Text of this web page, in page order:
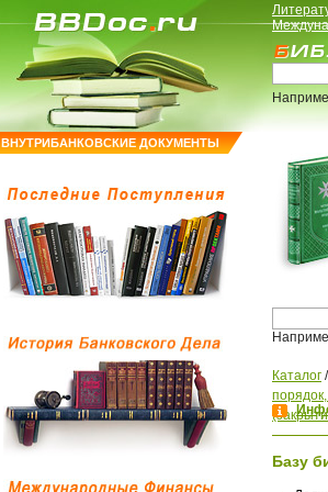
ВНУТРИБАНКОВСКИЕ ДОКУМЕНТЫ
Каталог /
Базу